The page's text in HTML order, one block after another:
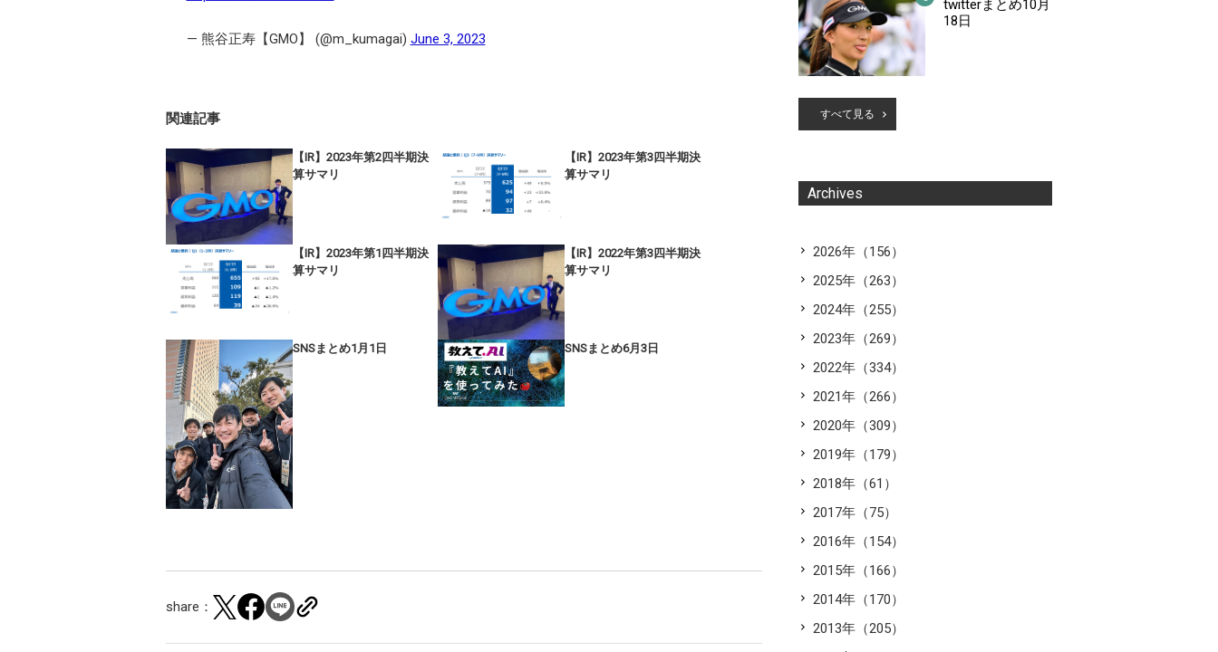
— 熊谷正寿【GMO】 (@m_kumagai) June 3, 2023
関連記事
【IR】2023年第2四半期決
算サマリ
【IR】2023年第3四半期決
算サマリ
【IR】2023年第1四半期決
算サマリ
【IR】2022年第3四半期決
算サマリ
SNSまとめ1月1日 SNSまとめ6月3日
share：
twitterまとめ10月
18日
すべて見る
Archives
2026年（156）
2025年（263）
2024年（255）
2023年（269）
2022年（334）
2021年（266）
2020年（309）
2019年（179）
2018年（61）
2017年（75）
2016年（154）
2015年（166）
2014年（170）
2013年（205）